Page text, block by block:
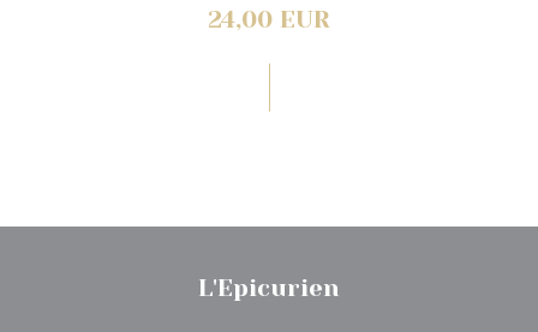
24,00 EUR
L'Epicurien